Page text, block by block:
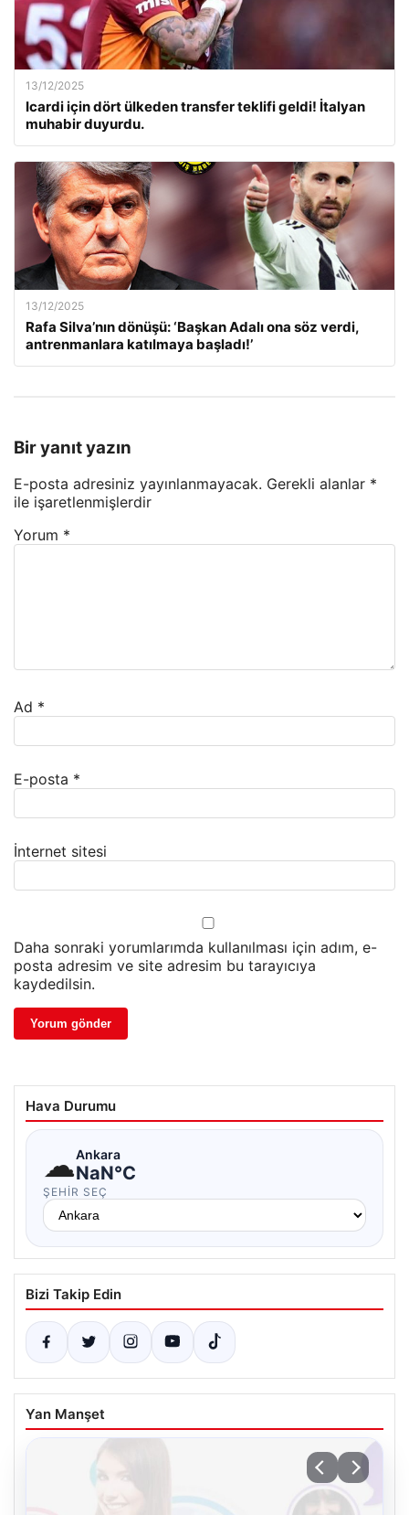
13/12/2025
Icardi için dört ülkeden transfer teklifi geldi! İtalyan
muhabir duyurdu.
13/12/2025
Rafa Silva’nın dönüşü: ‘Başkan Adalı ona söz verdi,
antrenmanlara katılmaya başladı!’
Bir yanıt yazın
E-posta adresiniz yayınlanmayacak. Gerekli alanlar *
ile işaretlenmişlerdir
Yorum *
Ad *
E-posta *
İnternet sitesi
Daha sonraki yorumlarımda kullanılması için adım, e-
posta adresim ve site adresim bu tarayıcıya
kaydedilsin.
Hava Durumu
☁Ankara
NaN°C
ŞEHIR SEÇ
Bizi Takip Edin
Yan Manşet